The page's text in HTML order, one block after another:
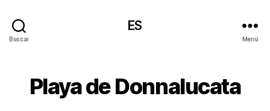
Buscar
ES
Menú
Playa de Donnalucata